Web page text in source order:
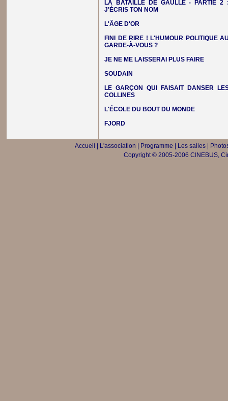
LA BATAILLE DE GAULLE - PARTIE 2
J'ÉCRIS TON NOM
L'ÂGE D'OR
FINI DE RIRE ! L'HUMOUR POLITIQUE
GARDE-À-VOUS ?
JE NE ME LAISSERAI PLUS FAIRE
SOUDAIN
LE GARÇON QUI FAISAIT DANSER
COLLINES
L'ÉCOLE DU BOUT DU MONDE
FJORD
Accueil L'association Programme Les salles|
Copyright © 2005-2006 CINEBUS,